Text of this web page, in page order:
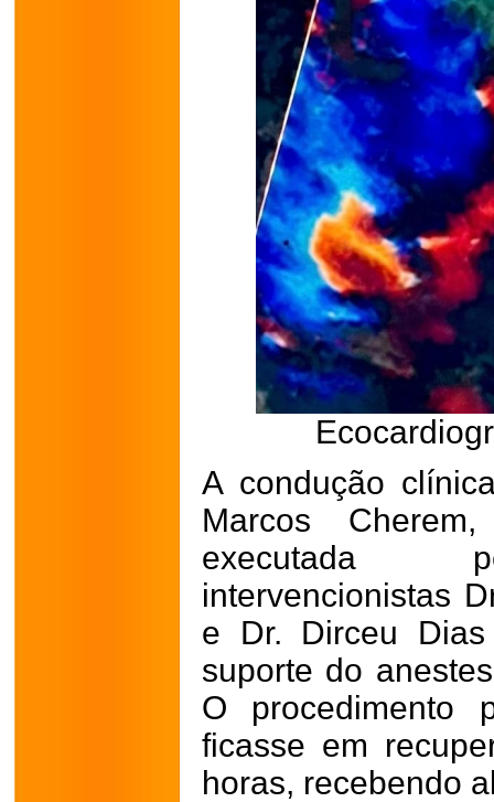
A condução
Marcos
executada
intervencionistas
e Dr. Dirceu
suporte do
O procedimento
ficasse em
horas, recebendo